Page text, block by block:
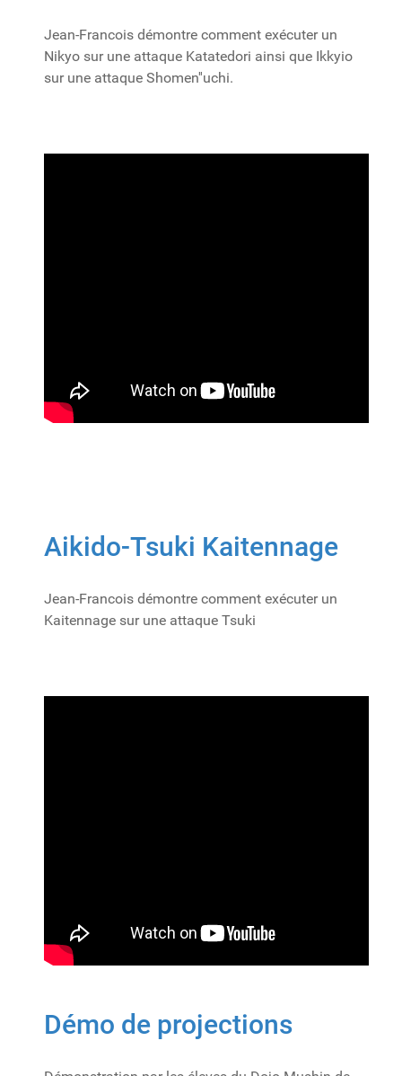
Jean-Francois démontre comment exécuter un
Nikyo sur une attaque Katatedori ainsi que Ikkyio
sur une attaque Shomen''uchi.
Aikido-Tsuki Kaitennage
Jean-Francois démontre comment exécuter un
Kaitennage sur une attaque Tsuki
Démo de projections